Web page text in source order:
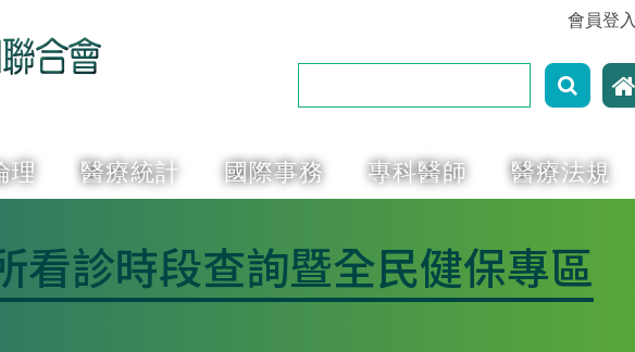
會員登入
理 醫療統計 國際事務 專科醫師 醫療法規
看診時段查詢暨全民健保專區